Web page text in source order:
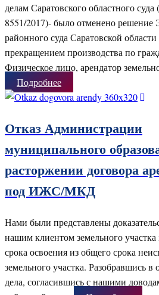
делам Саратовского областного
8551/2017)- было отменено решение
районного суда Саратовской
прекращением производства по
Физическое лицо, арендатор
Подробнее
Отказ Администрации
муниципального
расторжении договора
под ИЖС/МКД
Нами были представлены
нашим клиентом земельного
срока освоения из общего срока
земельного участка. Разобравшись в
дела, согласившись с нашими